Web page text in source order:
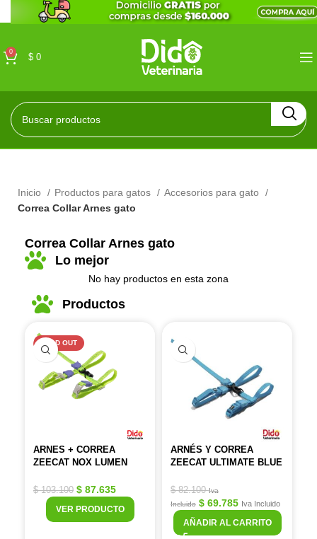
0
$ 0
Inicio Productos para gatos
Accesorios para gato
Correa Collar Arnes gato
Correa Collar Arnes gato
Lo mejor
No hay productos en esta zona
Productos
SOLD OUT
ARNES + CORREA
ZEECAT NOX LUMEN
$103.100 $ 87.635
VER PRODUCTO
ARNÉS Y CORREA
ZEECAT ULTIMATE BLUE
$82.100 Iva
Incluido $ 69.785 Iva Incluido
AÑADIR AL CARRITO